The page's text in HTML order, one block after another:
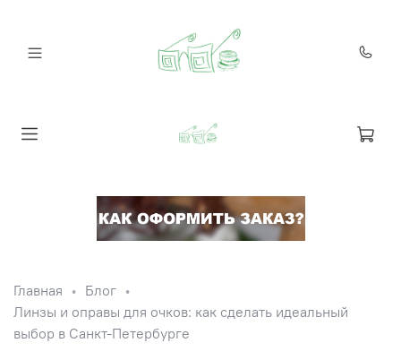
Главная
Блог
Линзы и оправы для очков: как сделать идеальный
выбор в Санкт-Петербурге